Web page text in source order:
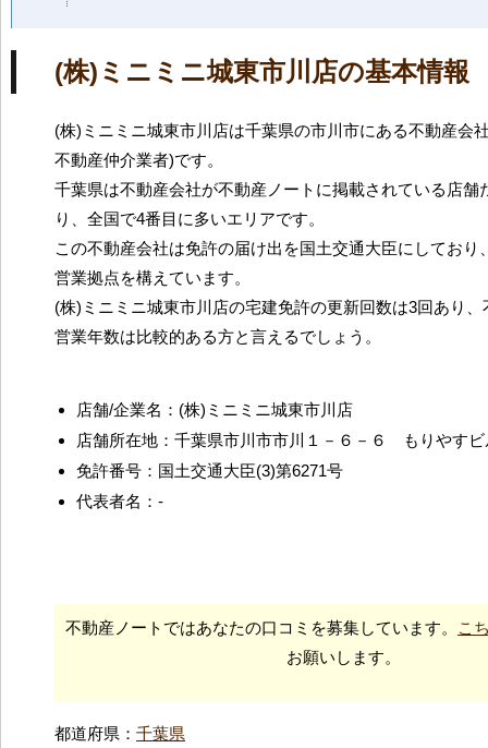
(株)ミニミニ城東市川店の基本情報
(株)ミニミニ城東市川店は千葉県の市川市にある不動産会
不動産仲介業者)です。
千葉県は不動産会社が不動産ノートに掲載されている店舗
り、全国で4番目に多いエリアです。
この不動産会社は免許の届け出を国土交通大臣にしており
営業拠点を構えています。
(株)ミニミニ城東市川店の宅建免許の更新回数は3回あり
営業年数は比較的ある方と言えるでしょう。
店舗/企業名：(株)ミニミニ城東市川店
店舗所在地：千葉県市川市市川１－６－６ もりやすビ
免許番号：国土交通大臣(3)第6271号
代表者名：-
不動産ノートではあなたの口コミを募集しています。
こ
お願いします。
都道府県： 千葉県